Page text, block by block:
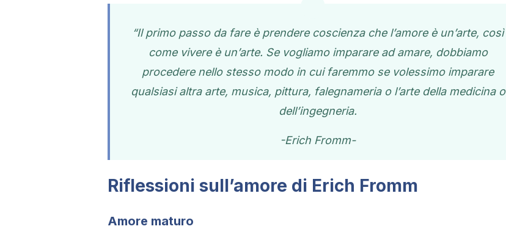
“Il primo passo da fare è prendere coscienza che l’amore è un’arte, così
come vivere è un’arte. Se vogliamo imparare ad amare, dobbiamo
procedere nello stesso modo in cui faremmo se volessimo imparare
qualsiasi altra arte, musica, pittura, falegnameria o l’arte della medicina o
dell’ingegneria.
-Erich Fromm-
Riflessioni sull’amore di Erich Fromm
Amore maturo